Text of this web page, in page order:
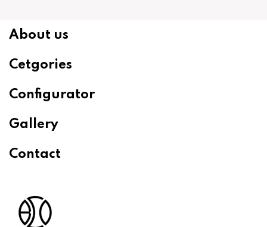
About us
Cetgories
Configurator
Gallery
Contact